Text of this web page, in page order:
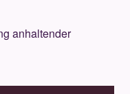
anhaltender